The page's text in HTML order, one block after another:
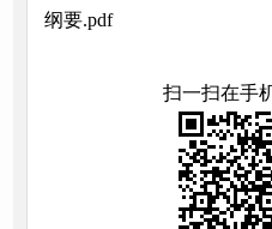
纲要.pdf
扫一扫在手